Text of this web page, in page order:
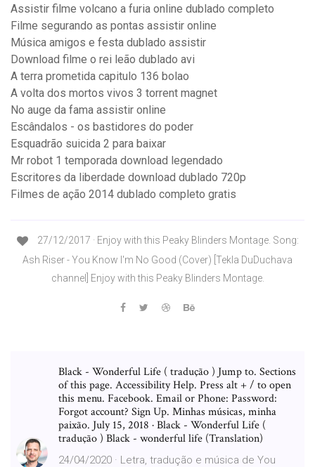
Assistir filme volcano a furia online dublado completo
Filme segurando as pontas assistir online
Música amigos e festa dublado assistir
Download filme o rei leão dublado avi
A terra prometida capitulo 136 bolao
A volta dos mortos vivos 3 torrent magnet
No auge da fama assistir online
Escândalos - os bastidores do poder
Esquadrão suicida 2 para baixar
Mr robot 1 temporada download legendado
Escritores da liberdade download dublado 720p
Filmes de ação 2014 dublado completo gratis
27/12/2017 · Enjoy with this Peaky Blinders Montage. Song:
Ash Riser - You Know I'm No Good (Cover) [Tekla DuDuchava
channel] Enjoy with this Peaky Blinders Montage.
Black - Wonderful Life ( tradução ) Jump to. Sections
of this page. Accessibility Help. Press alt + / to open
this menu. Facebook. Email or Phone: Password:
Forgot account? Sign Up. Minhas músicas, minha
paixão. July 15, 2018 · Black - Wonderful Life (
tradução ) Black - wonderful life (Translation)
24/04/2020 · Letra, tradução e música de You